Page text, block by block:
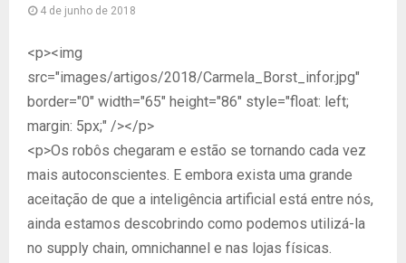
4 de junho de 2018
<p><img
src="images/artigos/2018/Carmela_Borst_infor.jpg"
border="0" width="65" height="86" style="float: left;
margin: 5px;" /></p>
<p>Os robôs chegaram e estão se tornando cada vez
mais autoconscientes. E embora exista uma grande
aceitação de que a inteligência artificial está entre nós,
ainda estamos descobrindo como podemos utilizá-la
no supply chain, omnichannel e nas lojas físicas.